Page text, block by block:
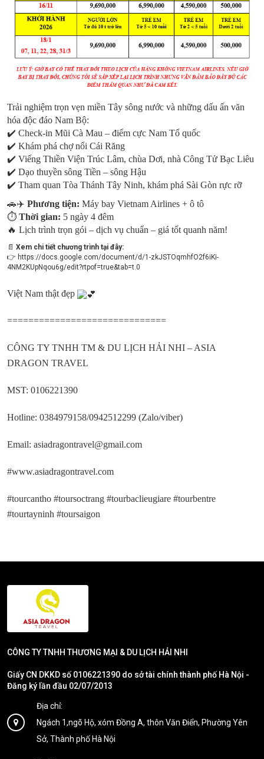
Trải nghiệm trọn vẹn miền Tây sông nước và những dấu ấn văn
hóa độc đáo Nam Bộ:
✔️ Check-in Mũi Cà Mau – điểm cực Nam Tổ quốc
✔️ Khám phá chợ nổi Cái Răng
✔️ Viếng Thiền Viện Trúc Lâm, chùa Dơi, nhà Công Tử Bạc Liêu
✔️ Dạo thuyền sông Tiền – sông Hậu
✔️ Tham quan Tòa Thánh Tây Ninh, khám phá Sài Gòn rực rỡ
🚗✈️ Phương tiện: Máy bay Vietnam Airlines + ô tô
⏱ Thời gian: 5 ngày 4 đêm
🔥 Lịch trình trọn gói – dịch vụ chuẩn – giá tốt quanh năm!
📄 Xem chi tiết chương trình tại đây:
👉 https://docs.google.com/document/d/1-zkJSTOqmhfO2f6iKi-
4NM2KUpNqou6g/edit?rtpof=true&tab=t.0
Việt Nam thật đẹp
==============================
CÔNG TY TNHH TM & DU LỊCH HẢI NHI – ASIA
DRAGON TRAVEL
MST: 0106221390
Hotline: 0384979158/0942512299 (Zalo/viber)
Email: asiadragontravel@gmail.com
#www.asiadragontravel.com
#tourcantho #toursoctrang #tourbaclieugiare #tourbentre
#tourtayninh #toursaigon
CÔNG TY TNHH THƯƠNG MẠI & DU LỊCH HẢI NHI
Giấy CN DKKD số 0106221390 do sở tài chính thành phố Hà Nội -
Đăng ký lần đầu 02/07/2013
Địa chỉ:
Ngách 1,ngõ Hộ, xóm Đồng A, thôn Văn Điển, Phường Yên
Sở, Thành phố Hà Nội